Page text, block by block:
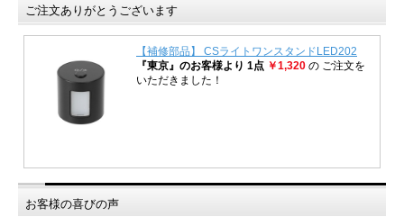
ご注文ありがとうございます
お客様の喜びの声